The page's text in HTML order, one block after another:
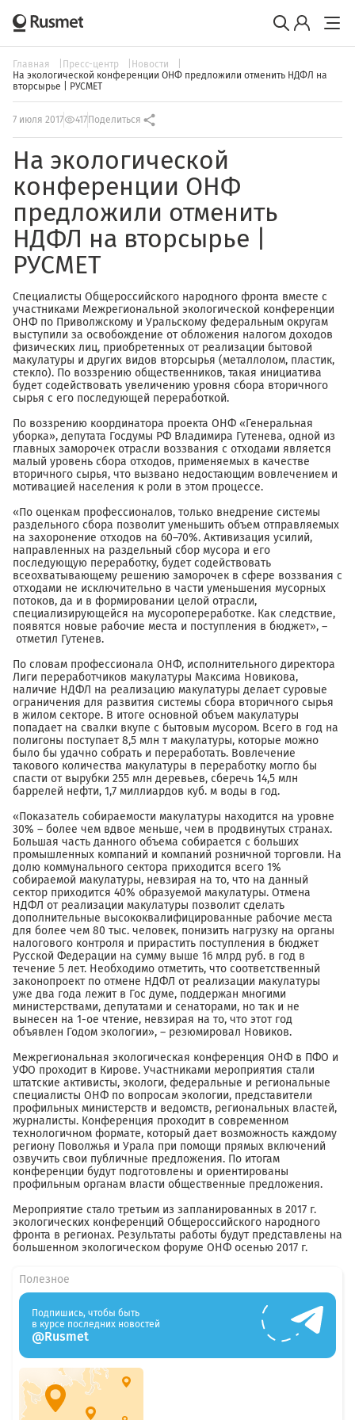
Главная Пресс-центр
Новости
На экологической конференции ОНФ предложили отменить НДФЛ на
вторсырье | РУСМЕТ
7 июля 2017 417 Поделиться
На экологической
конференции ОНФ
предложили отменить
НДФЛ на вторсырье |
РУСМЕТ
Специалисты Общероссийского народного фронта вместе с
участниками Межрегиональной экологической конференции
ОНФ по Приволжскому и Уральскому федеральным округам
выступили за освобождение от обложения налогом доходов
физических лиц, приобретенных от реализации бытовой
макулатуры и других видов вторсырья (металлолом, пластик,
стекло). По воззрению общественников, такая инициатива
будет содействовать увеличению уровня сбора вторичного
сырья с его последующей переработкой.
По воззрению координатора проекта ОНФ «Генеральная
уборка», депутата Госдумы РФ Владимира Гутенева, одной из
главных заморочек отрасли воззвания с отходами является
малый уровень сбора отходов, применяемых в качестве
вторичного сырья, что вызвано недостающим вовлечением и
мотивацией населения к роли в этом процессе.
«По оценкам профессионалов, только внедрение системы
раздельного сбора позволит уменьшить объем отправляемых
на захоронение отходов на 60–70%. Активизация усилий,
направленных на раздельный сбор мусора и его
последующую переработку, будет содействовать
всеохватывающему решению заморочек в сфере воззвания с
отходами не исключительно в части уменьшения мусорных
потоков, да и в формировании целой отрасли,
специализирующейся на мусоропереработке. Как следствие,
появятся новые рабочие места и поступления в бюджет», –
отметил Гутенев.
По словам профессионала ОНФ, исполнительного директора
Лиги переработчиков макулатуры Максима Новикова,
наличие НДФЛ на реализацию макулатуры делает суровые
ограничения для развития системы сбора вторичного сырья
в жилом секторе. В итоге основной объем макулатуры
попадает на свалки вкупе с бытовым мусором. Всего в год на
полигоны поступает 8,5 млн т макулатуры, которые можно
было бы удачно собрать и переработать. Вовлечение
такового количества макулатуры в переработку могло бы
спасти от вырубки 255 млн деревьев, сберечь 14,5 млн
баррелей нефти, 1,7 миллиардов куб. м воды в год.
«Показатель собираемости макулатуры находится на уровне
30% – более чем вдвое меньше, чем в продвинутых странах.
Большая часть данного объема собирается с больших
промышленных компаний и компаний розничной торговли. На
долю коммунального сектора приходится всего 1%
собираемой макулатуры, невзирая на то, что на данный
сектор приходится 40% образуемой макулатуры. Отмена
НДФЛ от реализации макулатуры позволит сделать
дополнительные высококвалифицированные рабочие места
для более чем 80 тыс. человек, понизить нагрузку на органы
налогового контроля и прирастить поступления в бюджет
Русской Федерации на сумму выше 16 млрд руб. в год в
течение 5 лет. Необходимо отметить, что соответственный
законопроект по отмене НДФЛ от реализации макулатуры
уже два года лежит в Гос думе, поддержан многими
министерствами, депутатами и сенаторами, но так и не
вынесен на 1-ое чтение, невзирая на то, что этот год
объявлен Годом экологии», – резюмировал Новиков.
Межрегиональная экологическая конференция ОНФ в ПФО и
УФО проходит в Кирове. Участниками мероприятия стали
штатские активисты, экологи, федеральные и региональные
специалисты ОНФ по вопросам экологии, представители
профильных министерств и ведомств, региональных властей,
журналисты. Конференция проходит в современном
технологичном формате, который дает возможность каждому
региону Поволжья и Урала при помощи прямых включений
озвучить свои публичные предложения. По итогам
конференции будут подготовлены и ориентированы
профильным органам власти общественные предложения.
Мероприятие стало третьим из запланированных в 2017 г.
экологических конференций Общероссийского народного
фронта в регионах. Результаты работы будут представлены на
большенном экологическом форуме ОНФ осенью 2017 г.
Полезное
Подпишись, чтобы быть
в курсе последних новостей
@Rusmet